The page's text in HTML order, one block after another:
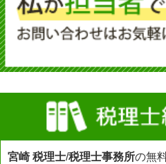
宮崎 税理士/税理士事務所の無